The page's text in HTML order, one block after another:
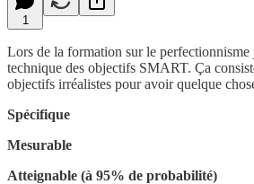
1
Lors de la formation sur le perfectionnisme
technique des objectifs SMART. Ça
objectifs irréalistes pour avoir quelque
Spécifique
Mesurable
Atteignable (à 95% de probabilité)